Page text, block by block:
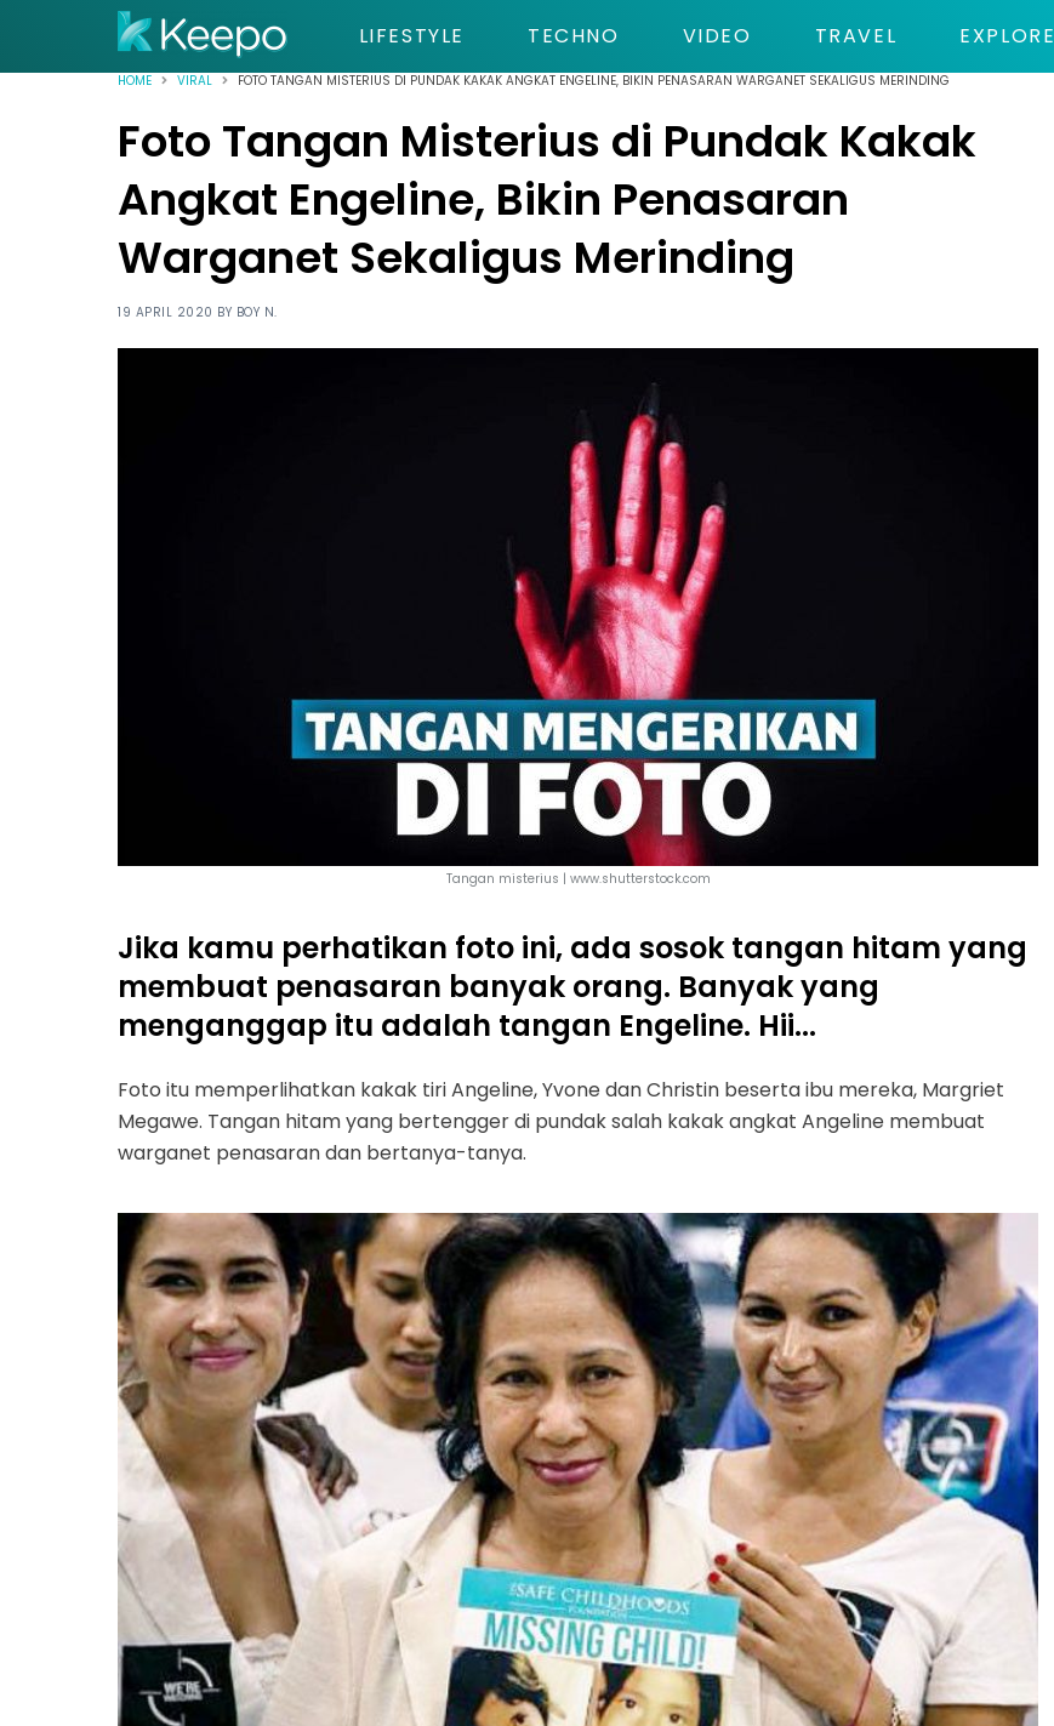
LIFESTYLE TECHNO VIDEO TRAVEL EXPLORE
HOME VIRAL FOTO TANGAN MISTERIUS DI PUNDAK KAKAK ANGKAT ENGELINE, BIKIN PENASARAN WARGANET SEKALIGUS MERINDING
Foto Tangan Misterius di Pundak Kakak
Angkat Engeline, Bikin Penasaran
Warganet Sekaligus Merinding
19 APRIL 2020 BY BOY N.
Tangan misterius | www.shutterstock.com
Jika kamu perhatikan foto ini, ada sosok tangan hitam yang
membuat penasaran banyak orang. Banyak yang
menganggap itu adalah tangan Engeline. Hii...
Foto itu memperlihatkan kakak tiri Angeline, Yvone dan Christin beserta ibu mereka, Margriet
Megawe. Tangan hitam yang bertengger di pundak salah kakak angkat Angeline membuat
warganet penasaran dan bertanya-tanya.